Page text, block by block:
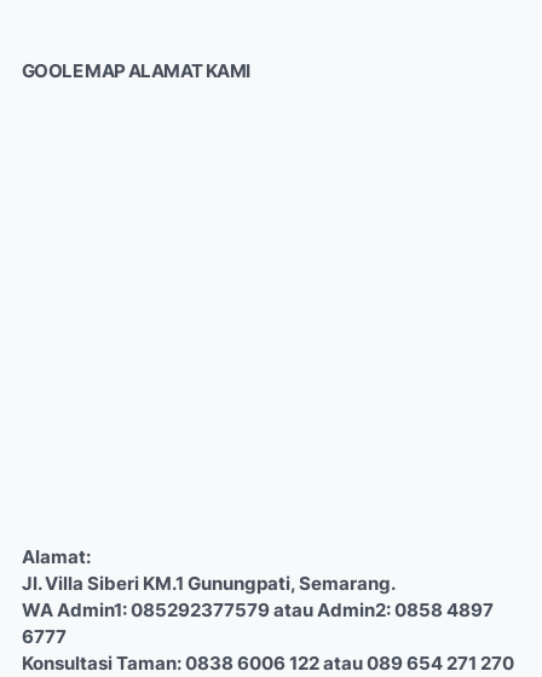
GOOLE MAP ALAMAT KAMI
Alamat:
Jl. Villa Siberi KM.1 Gunungpati, Semarang.
WA Admin1: 085292377579 atau Admin2: 0858 4897
6777
Konsultasi Taman: 0838 6006 122 atau 089 654 271 270